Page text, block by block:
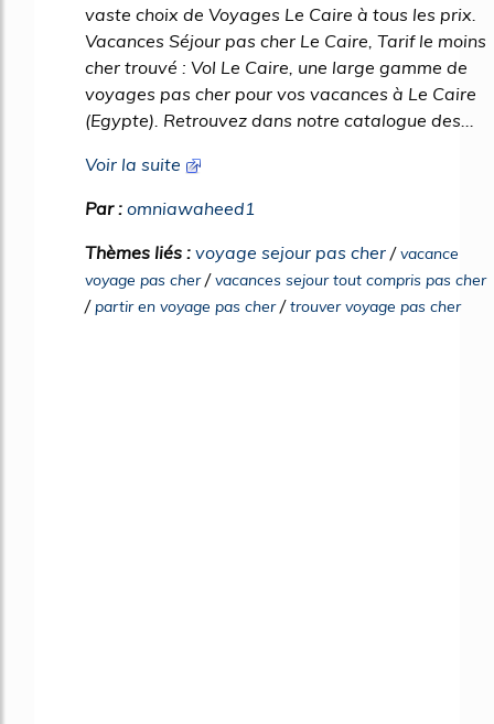
vaste choix de Voyages Le Caire à tous les prix.
Vacances Séjour pas cher Le Caire, Tarif le moins
cher trouvé : Vol Le Caire, une large gamme de
voyages pas cher pour vos vacances à Le Caire
(Egypte). Retrouvez dans notre catalogue des...
Voir la suite
Par : omniawaheed1
Thèmes liés : voyage sejour pas cher /vacance
voyage pas cher/vacances sejour tout compris pas cher
/partir en voyage pas cher/trouver voyage pas cher